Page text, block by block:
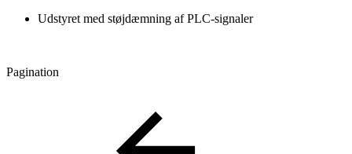
Udstyret med støjdæmning af PLC-signaler
Pagination